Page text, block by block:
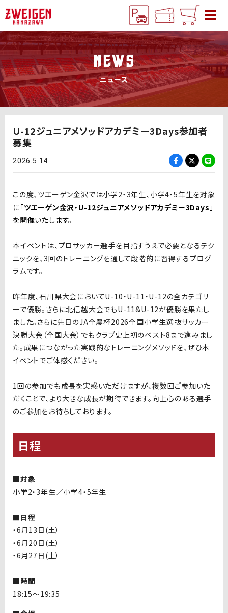
NEWS
ニュース
U-12ジュニアメソッドアカデミー3Days参加者
募集
2026.5.14
この度、ツエーゲン金沢では小学2・3年生、小学4・5年生を対象
に「ツエーゲン金沢・U-12ジュニアメソッドアカデミー3Days 」
を開催いたします。
本イベントは、プロサッカー選手を目指すうえで必要となるテク
ニックを、3回のトレーニングを通して段階的に習得するプログ
ラムです。
昨年度、石川県大会においてU-10・U-11・U-12の全カテゴリ
ーで優勝。さらに北信越大会でもU-11&U-12が優勝を果たし
ました。さらに先日のJA全農杯2026全国小学生選抜サッカー
決勝大会（全国大会）でもクラブ史上初のベスト8まで進みまし
た。 成果につながった実践的なトレーニングメソッドを、ぜひ本
イベントでご体感ください。
1回の参加でも成長を実感いただけますが、複数回ご参加いた
だくことで、より大きな成長が期待できます。向上心のある選手
のご参加をお待ちしております。
日程
■対象
小学2・3年生／小学4・5年生
■日程
・6月13日(土）
・6月20日(土）
・6月27日(土）
■時間
18:15〜19:35